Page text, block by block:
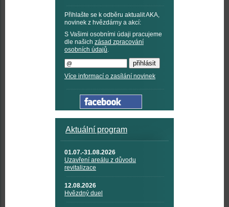
Přihlašte se k odběru aktualit AKA,
novinek z hvězdárny a akcí:
S Vašimi osobními údaji pracujeme
dle našich zásad zpracování
osobních údajů.
Více informací o zasílání novinek
Aktuální program
01.07.-31.08.2026
Uzavření areálu z důvodu
revitalizace
12.08.2026
Hvězdný duel